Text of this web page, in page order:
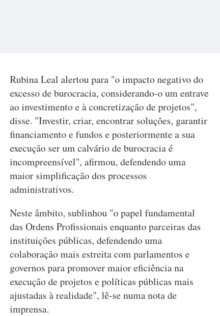
Rubina Leal alertou para "o impacto negativo do
excesso de burocracia, considerando-o um entrave
ao investimento e à concretização de projetos",
disse. "Investir, criar, encontrar soluções, garantir
financiamento e fundos e posteriormente a sua
execução ser um calvário de burocracia é
incompreensível", afirmou, defendendo uma
maior simplificação dos processos
administrativos.
Neste âmbito, sublinhou "o papel fundamental
das Ordens Profissionais enquanto parceiras das
instituições públicas, defendendo uma
colaboração mais estreita com parlamentos e
governos para promover maior eficiência na
execução de projetos e políticas públicas mais
ajustadas à realidade", lê-se numa nota de
imprensa.